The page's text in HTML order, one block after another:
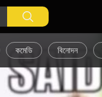
কমেডি বিনোদন